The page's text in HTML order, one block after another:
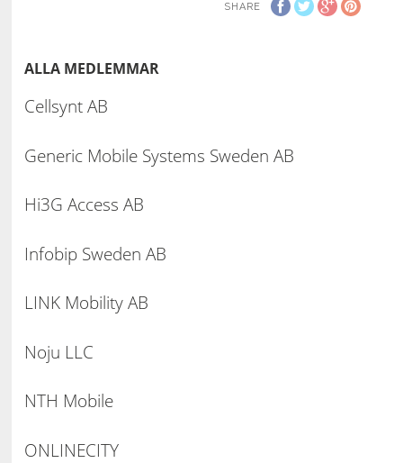
SHARE
ALLA MEDLEMMAR
Cellsynt AB
Generic Mobile Systems Sweden AB
Hi3G Access AB
Infobip Sweden AB
LINK Mobility AB
Noju LLC
NTH Mobile
ONLINECITY